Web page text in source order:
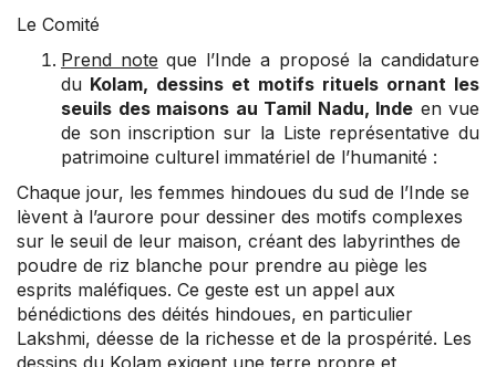
Le Comité
Prend note que l’Inde a proposé la candidature
du Kolam, dessins et motifs rituels ornant les
seuils des maisons au Tamil Nadu, Inde en vue
de son inscription sur la Liste représentative du
patrimoine culturel immatériel de l’humanité :
Chaque jour, les femmes hindoues du sud de l’Inde se
lèvent à l’aurore pour dessiner des motifs complexes
sur le seuil de leur maison, créant des labyrinthes de
poudre de riz blanche pour prendre au piège les
esprits maléfiques. Ce geste est un appel aux
bénédictions des déités hindoues, en particulier
Lakshmi, déesse de la richesse et de la prospérité. Les